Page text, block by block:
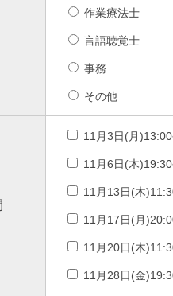
作業療法士
言語聴覚士
事務
その他
11月3日(月
11月6日(木
11月13日(木
11月17日(月
11月20日(木
11月28日(金